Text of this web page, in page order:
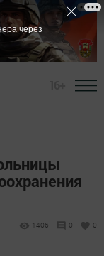
1406 0 0
через